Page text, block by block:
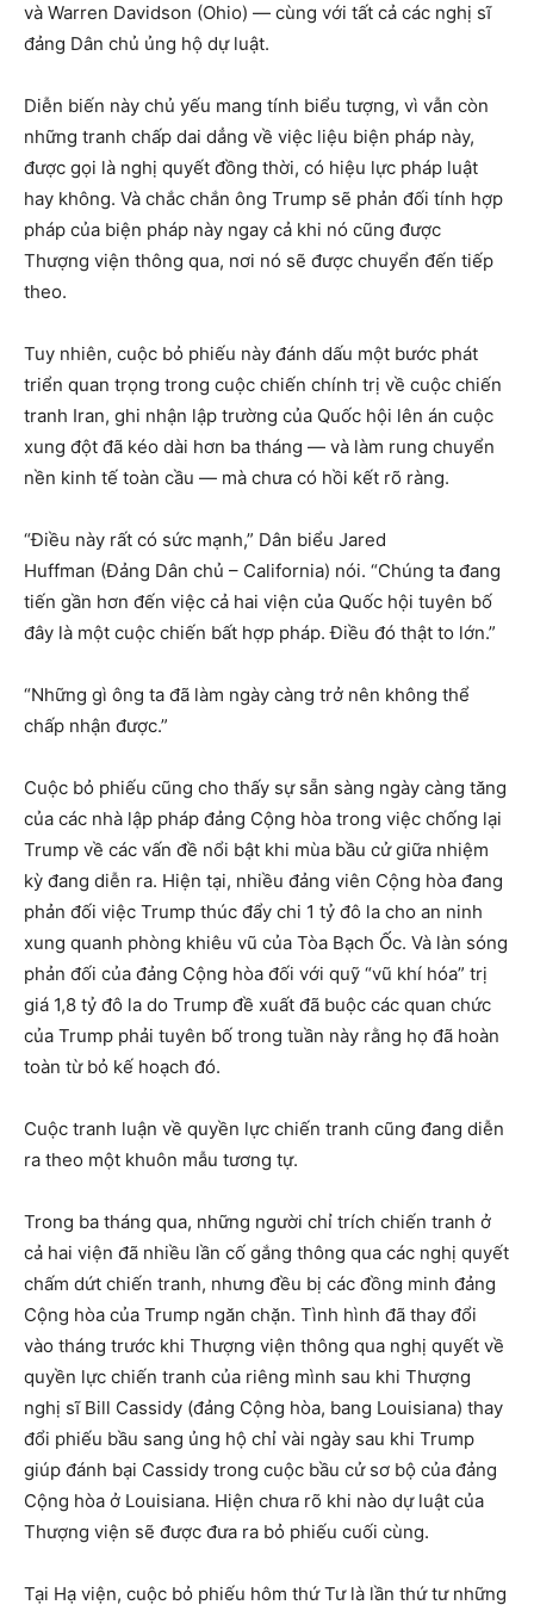
và Warren Davidson (Ohio) — cùng với tất cả các nghị sĩ
đảng Dân chủ ủng hộ dự luật.
Diễn biến này chủ yếu mang tính biểu tượng, vì vẫn còn
những tranh chấp dai dẳng về việc liệu biện pháp này,
được gọi là nghị quyết đồng thời, có hiệu lực pháp luật
hay không. Và chắc chắn ông Trump sẽ phản đối tính hợp
pháp của biện pháp này ngay cả khi nó cũng được
Thượng viện thông qua, nơi nó sẽ được chuyển đến tiếp
theo.
Tuy nhiên, cuộc bỏ phiếu này đánh dấu một bước phát
triển quan trọng trong cuộc chiến chính trị về cuộc chiến
tranh Iran, ghi nhận lập trường của Quốc hội lên án cuộc
xung đột đã kéo dài hơn ba tháng — và làm rung chuyển
nền kinh tế toàn cầu — mà chưa có hồi kết rõ ràng.
“Điều này rất có sức mạnh,” Dân biểu Jared
Huffman (Đảng Dân chủ – California) nói. “Chúng ta đang
tiến gần hơn đến việc cả hai viện của Quốc hội tuyên bố
đây là một cuộc chiến bất hợp pháp. Điều đó thật to lớn.”
“Những gì ông ta đã làm ngày càng trở nên không thể
chấp nhận được.”
Cuộc bỏ phiếu cũng cho thấy sự sẵn sàng ngày càng tăng
của các nhà lập pháp đảng Cộng hòa trong việc chống lại
Trump về các vấn đề nổi bật khi mùa bầu cử giữa nhiệm
kỳ đang diễn ra. Hiện tại, nhiều đảng viên Cộng hòa đang
phản đối việc Trump thúc đẩy chi 1 tỷ đô la cho an ninh
xung quanh phòng khiêu vũ của Tòa Bạch Ốc. Và làn sóng
phản đối của đảng Cộng hòa đối với quỹ “vũ khí hóa” trị
giá 1,8 tỷ đô la do Trump đề xuất đã buộc các quan chức
của Trump phải tuyên bố trong tuần này rằng họ đã hoàn
toàn từ bỏ kế hoạch đó.
Cuộc tranh luận về quyền lực chiến tranh cũng đang diễn
ra theo một khuôn mẫu tương tự.
Trong ba tháng qua, những người chỉ trích chiến tranh ở
cả hai viện đã nhiều lần cố gắng thông qua các nghị quyết
chấm dứt chiến tranh, nhưng đều bị các đồng minh đảng
Cộng hòa của Trump ngăn chặn. Tình hình đã thay đổi
vào tháng trước khi Thượng viện thông qua nghị quyết về
quyền lực chiến tranh của riêng mình sau khi Thượng
nghị sĩ Bill Cassidy (đảng Cộng hòa, bang Louisiana) thay
đổi phiếu bầu sang ủng hộ chỉ vài ngày sau khi Trump
giúp đánh bại Cassidy trong cuộc bầu cử sơ bộ của đảng
Cộng hòa ở Louisiana. Hiện chưa rõ khi nào dự luật của
Thượng viện sẽ được đưa ra bỏ phiếu cuối cùng.
Tại Hạ viện, cuộc bỏ phiếu hôm thứ Tư là lần thứ tư những